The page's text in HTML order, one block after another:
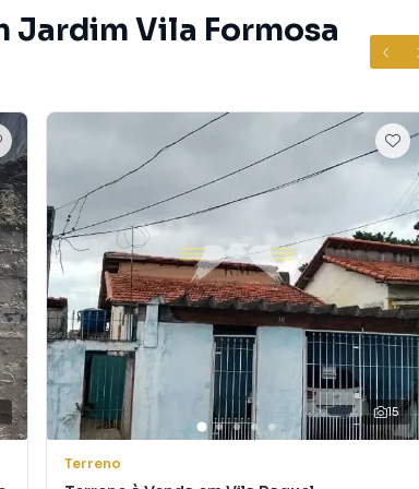
garantindo economia e praticidade para quem deseja
Jardim Vila Formosa
15
Terreno